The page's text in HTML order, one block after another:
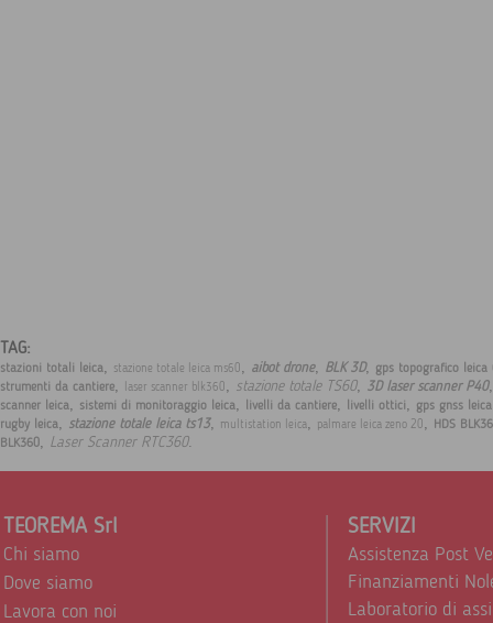
TAG:
stazioni totali leica, stazione totale leica ms60, aibot drone, BLK 3D, gps topografico leica
strumenti da cantiere, laser scanner blk360, stazione totale TS60, 3D laser scanner P40
scanner leica, sistemi di monitoraggio leica, livelli da cantiere, livelli ottici, gps gnss
rugby leica, stazione totale leica ts13, multistation leica, palmare leica zeno 20,
HDS
BLK360, Laser Scanner RTC360.
TEOREMA Srl
Chi siamo
Dove siamo
Lavora con noi
SERVIZI
Assistenza Post
Finanziamenti
Laboratorio di